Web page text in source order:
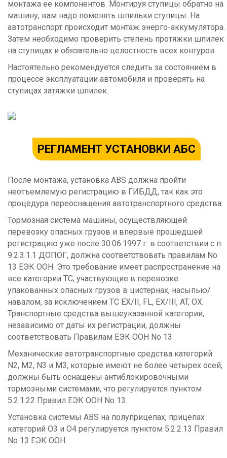
монтажа ее компонентов. Монтируя ступицы обратно на
машину, вам надо поменять шпильки ступицы. На
автотранспорт происходит монтаж энерго-аккумулятора.
Затем необходимо проверить степень протяжки шпилек
на ступицах и обязательно целостность всех контуров.
Настоятельно рекомендуется следить за состоянием в
процессе эксплуатации автомобиля и проверять на
ступицах затяжки шпилек.
РЕГЛАМЕНТ УСТАНОВКИ АБС
После монтажа, установка ABS должна пройти
неотъемлемую регистрацию в ГИБДД, так как это
процедура переоснащения автотранспортного средства.
Тормозная система машины, осуществляющей
перевозку опасных грузов и впервые прошедшей
регистрацию уже после 30.06.1997 г. в соответствии с п.
9.2.3.1.1 ДОПОГ, должна соответствовать правилам No
13 ЕЭК ООН. Это требование имеет распространение на
все категории ТС, участвующие в перевозке
упакованных опасных грузов в цистернах, насыпью/
навалом, за исключением TC EX/II, FL, EX/III, AT, OX.
Транспортные средства вышеуказанной категории,
независимо от даты их регистрации, должны
соответствовать Правилам ЕЭК ООН No 13.
Механические автотранспортные средства категорий
N2, M2, N3 и M3, которые имеют не более четырех осей,
должны быть оснащены антиблокировочными
тормозными системами, что регулируется пунктом
5.2.1.22 Правил ЕЭК ООН No 13.
Установка системы ABS на полуприцепах, прицепах
категорий O3 и O4 регулируется пунктом 5.2.2.13 Правил
No 13 ЕЭК ООН.